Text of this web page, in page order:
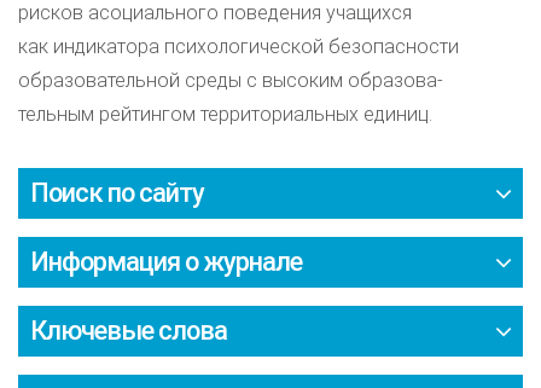
рисков асоциального поведения учащихся
как индикатора психологической безопасности
образовательной среды с высоким образова-
тельным рейтингом территориальных единиц.
Поиск по сайту
Информация о журнале
Ключевые слова